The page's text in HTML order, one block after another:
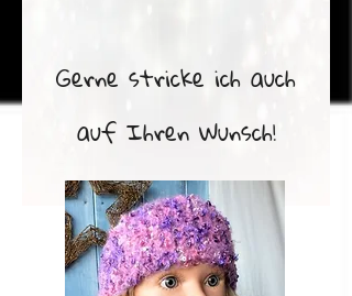
Gerne stricke ich auch
auf Ihren Wunsch!